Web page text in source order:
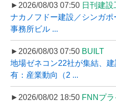
►2026/08/03 07:50 日刊建設
ナカノフドー建設／シンガ
事務所ビル ...
►2026/08/03 07:50 BUILT
地場ゼネコン22社が集結、
有：産業動向（2 ...
►2026/08/02 18:50 FNNプ